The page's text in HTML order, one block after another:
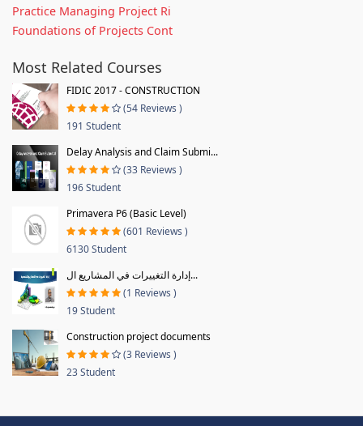
Practice Managing Project Ri
Foundations of Projects Cont
Most Related Courses
FIDIC 2017 - CONSTRUCTION
(54 Reviews )
191 Student
Delay Analysis and Claim Submi...
(33 Reviews )
196 Student
Primavera P6 (Basic Level)
(601 Reviews )
6130 Student
إدارة التغييرات في المشاريع ال...
(1 Reviews )
19 Student
Construction project documents
(3 Reviews )
23 Student